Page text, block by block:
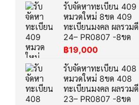
รับจัดหาทะเบียน 409
หมวดใหม่ 8ขด 409
ทะเบียนมงคล ผลรวมดี
24– PR0807 -8ขด
฿19,000
รับจัดหาทะเบียน 408
หมวดใหม่ 8ขด 408
ทะเบียนมงคล ผลรวมดี
23– PR0807 -8ขด